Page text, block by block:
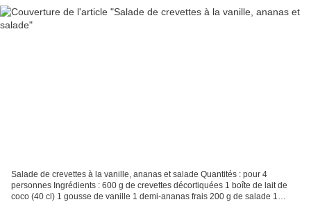
Salade de crevettes à la vanille, ananas et salade Quantités : pour 4
personnes Ingrédients : 600 g de crevettes décortiquées 1 boîte de lait de
coco (40 cl) 1 gousse de vanille 1 demi-ananas frais 200 g de salade 1